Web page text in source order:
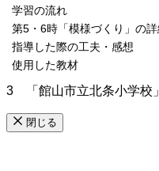
学習の流れ
第5・6時「模様づくり」の詳
指導した際の工夫・感想
使用した教材
3 「館山市立北条小学校
閉じる